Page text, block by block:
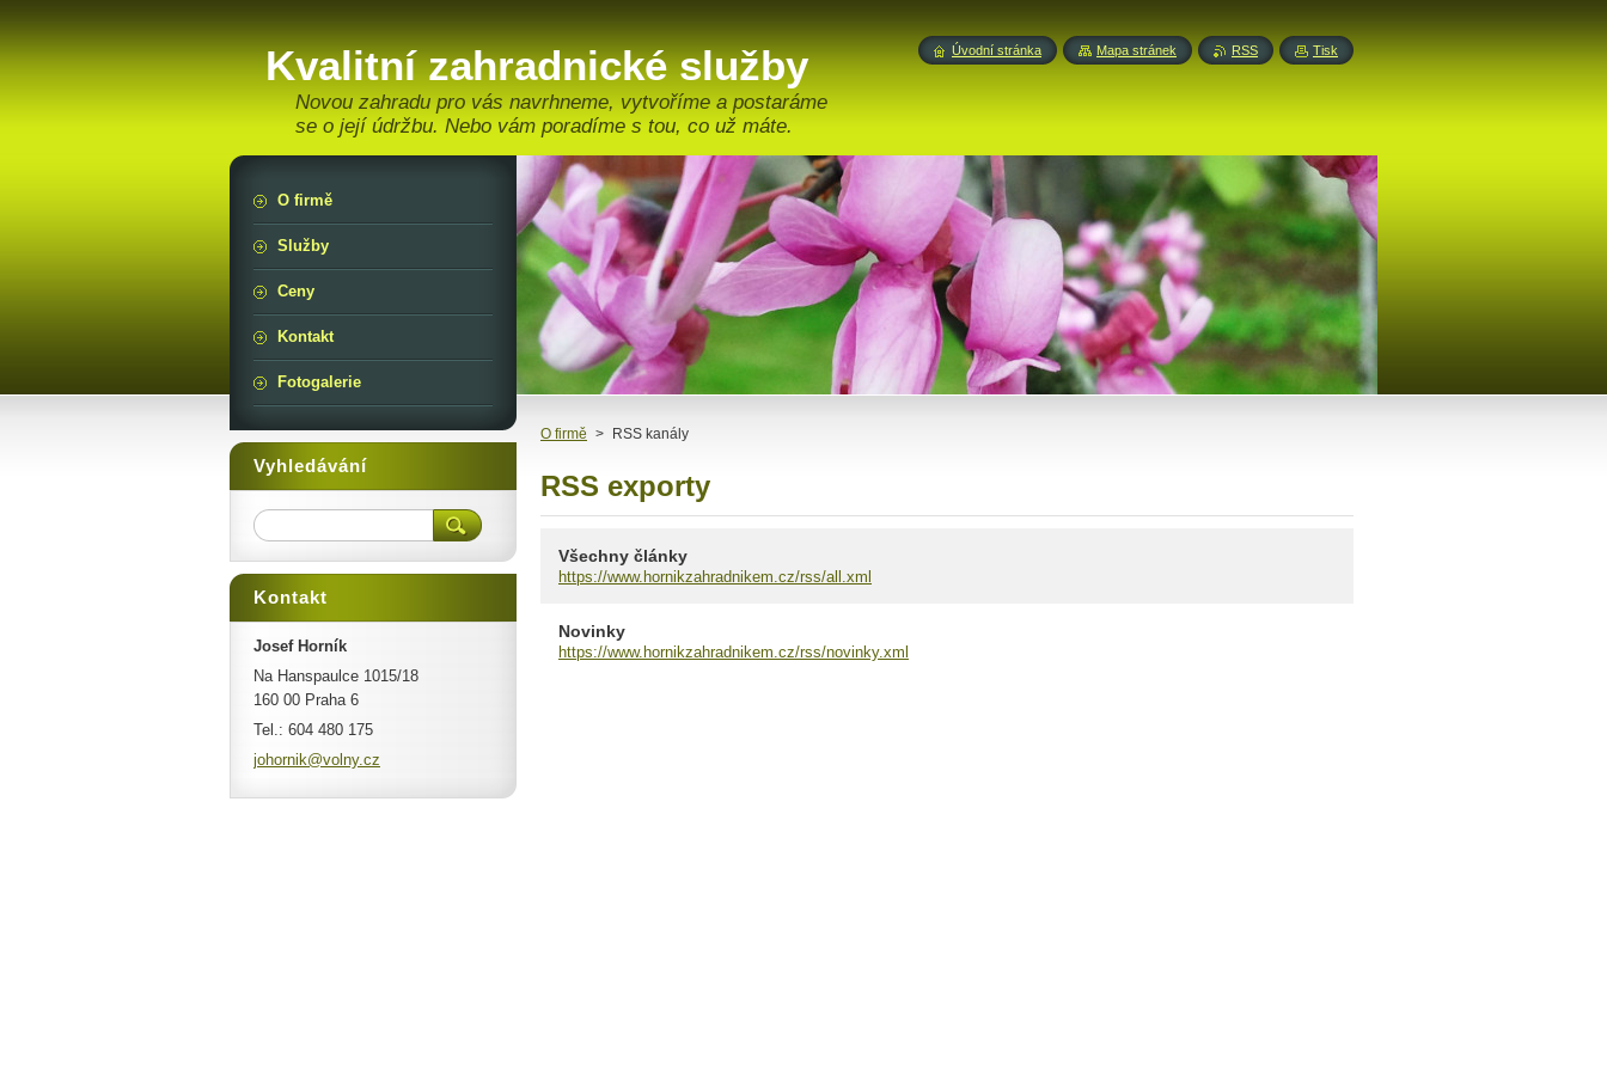
Kvalitní zahradnické služby
Novou zahradu pro vás navrhneme, vytvoříme a postaráme
se o její údržbu. Nebo vám poradíme s tou, co už máte.
O firmě > RSS kanály
RSS exporty
Všechny články
https://www.hornikzahradnikem.cz/rss/all.xml
Novinky
https://www.hornikzahradnikem.cz/rss/novinky.xml
O firmě
Služby
Ceny
Kontakt
Fotogalerie
Vyhledávání
Kontakt
Josef Horník
Na Hanspaulce 1015/18
160 00 Praha 6
Tel.: 604 480 175
johornik@volny.cz
Úvodní stránka Mapa stránek RSS Tisk